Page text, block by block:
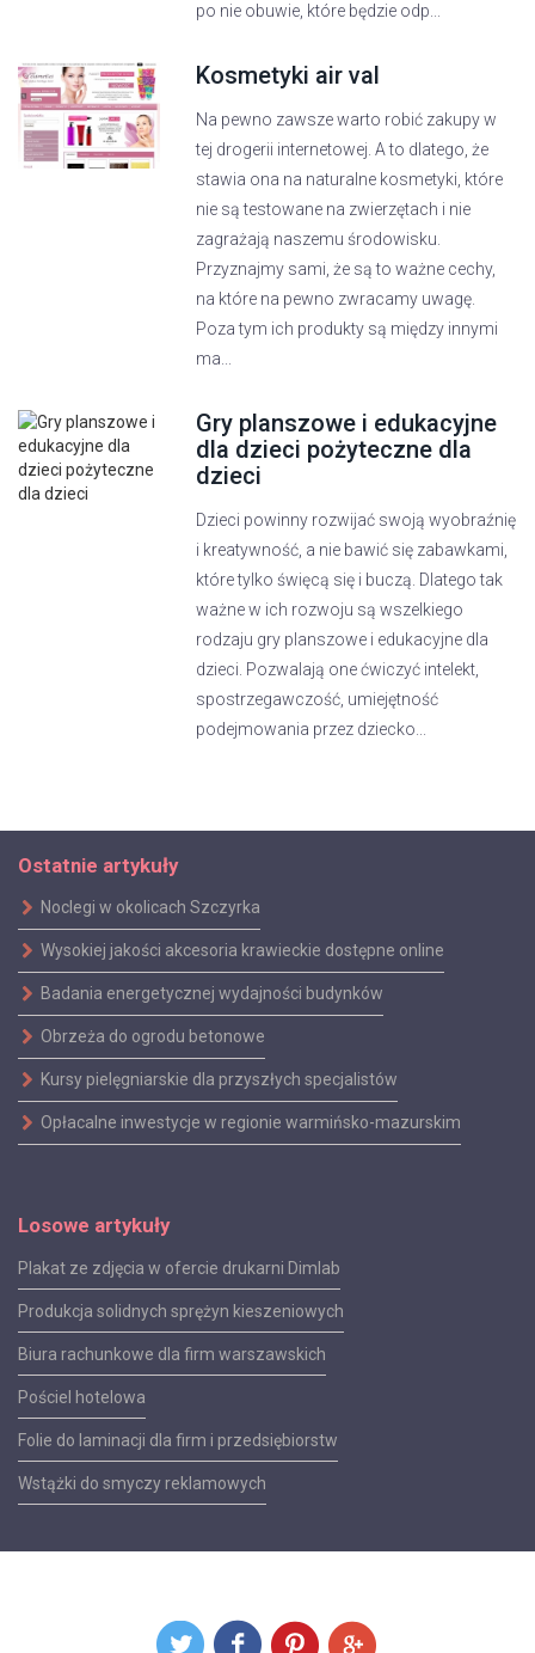
po nie obuwie, które będzie odp...
Kosmetyki air val
Na pewno zawsze warto robić zakupy w
tej drogerii internetowej. A to dlatego, że
stawia ona na naturalne kosmetyki, które
nie są testowane na zwierzętach i nie
zagrażają naszemu środowisku.
Przyznajmy sami, że są to ważne cechy,
na które na pewno zwracamy uwagę.
Poza tym ich produkty są między innymi
ma...
Gry planszowe i edukacyjne
dla dzieci pożyteczne dla
dzieci
Dzieci powinny rozwijać swoją wyobraźnię
i kreatywność, a nie bawić się zabawkami,
które tylko święcą się i buczą. Dlatego tak
ważne w ich rozwoju są wszelkiego
rodzaju gry planszowe i edukacyjne dla
dzieci. Pozwalają one ćwiczyć intelekt,
spostrzegawczość, umiejętność
podejmowania przez dziecko...
Ostatnie artykuły
Noclegi w okolicach Szczyrka
Wysokiej jakości akcesoria krawieckie dostępne online
Badania energetycznej wydajności budynków
Obrzeża do ogrodu betonowe
Kursy pielęgniarskie dla przyszłych specjalistów
Opłacalne inwestycje w regionie warmińsko-mazurskim
Losowe artykuły
Plakat ze zdjęcia w ofercie drukarni Dimlab
Produkcja solidnych sprężyn kieszeniowych
Biura rachunkowe dla firm warszawskich
Pościel hotelowa
Folie do laminacji dla firm i przedsiębiorstw
Wstążki do smyczy reklamowych